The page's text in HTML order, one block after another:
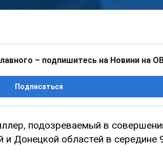
– подпишитесь на Новини на
Подписаться
подозреваемый в
и Донецкой областей в середине